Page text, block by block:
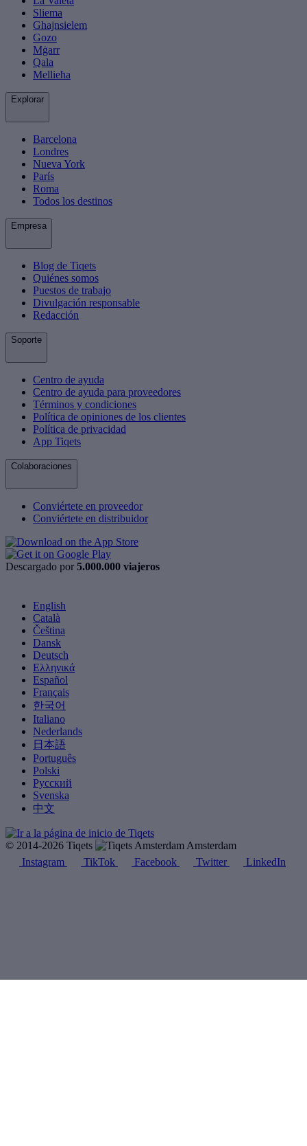
Sliema
Ghajnsielem
Gozo
Mġarr
Qala
Mellieħa
Explorar
Barcelona
Londres
Nueva York
París
Roma
Todos los destinos
Empresa
Blog de Tiqets
Quiénes somos
Puestos de trabajo
Divulgación responsable
Redacción
Soporte
Centro de ayuda
Centro de ayuda para proveedores
Términos y condiciones
Política de opiniones de los clientes
Política de privacidad
App Tiqets
Colaboraciones
Conviértete en proveedor
Conviértete en distribuidor
Descargado por 5.000.000 viajeros
English
Català
Čeština
Dansk
Deutsch
Ελληνικά
Español
Français
한국어
Italiano
Nederlands
日本語
Português
Polski
Русский
Svenska
中文
© 2014-2026 Tiqets
Amsterdam
Instagram
TikTok Facebook Twitter LinkedIn